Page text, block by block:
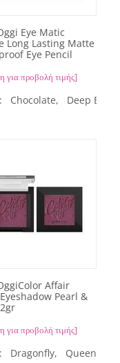
Eye Matic
Long Lasting Matte
Eye Pencil
για προβολή τιμής]
Chocolate, Deep Blue,
Affair
Pearl &
για προβολή τιμής]
Dragonfly, Queen